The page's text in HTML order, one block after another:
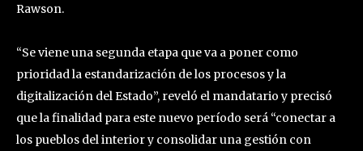
Rawson.
“Se viene una segunda etapa que va a poner como
prioridad la estandarización de los procesos y la
digitalización del Estado”, reveló el mandatario y precisó
que la finalidad para este nuevo período será “conectar a
los pueblos del interior y consolidar una gestión con